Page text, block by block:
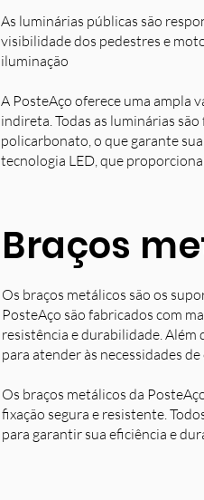
As luminárias públicas são
visibilidade dos pedestres e
iluminação
A PosteAço oferece uma ampla
indireta. Todas as luminárias
policarbonato, o que garante
tecnologia LED, que
Braços
Os braços metálicos são os
PosteAço são fabricados com
resistência e durabilidade. Além
para atender às necessidades
Os braços metálicos da
fixação segura e resistente.
para garantir sua eficiência e